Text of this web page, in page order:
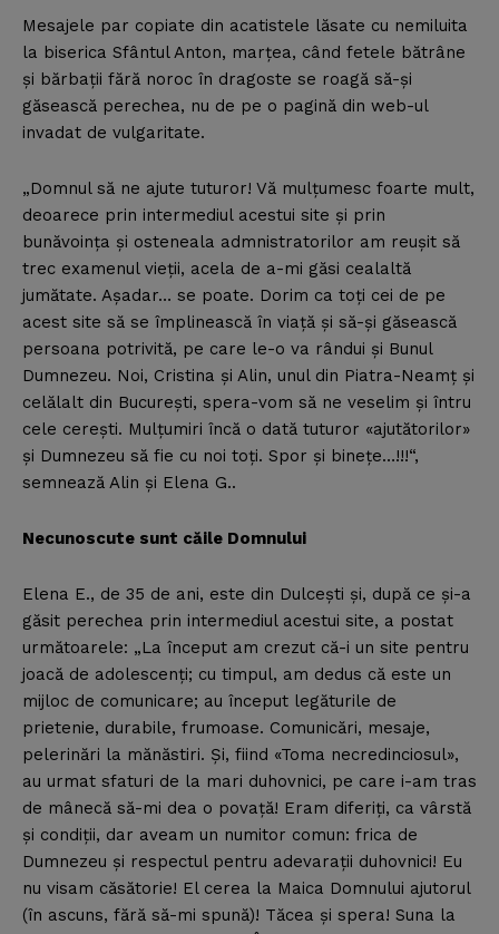
Mesajele par copiate din acatistele lăsate cu nemiluita
la biserica Sfântul Anton, marţea, când fetele bătrâne
şi bărbaţii fără noroc în dragoste se roagă să-şi
găsească perechea, nu de pe o pagină din web-ul
invadat de vulgaritate.
„Domnul să ne ajute tuturor! Vă mulţumesc foarte mult,
deoarece prin intermediul acestui site şi prin
bunăvoinţa şi osteneala admnistratorilor am reuşit să
trec examenul vieţii, acela de a-mi găsi cealaltă
jumătate. Aşadar… se poate. Dorim ca toţi cei de pe
acest site să se împlinească în viaţă şi să-şi găsească
persoana potrivită, pe care le-o va rândui şi Bunul
Dumnezeu. Noi, Cristina şi Alin, unul din Piatra-Neamţ şi
celălalt din Bucureşti, spera-vom să ne veselim şi întru
cele cereşti. Mulţumiri încă o dată tuturor «ajutătorilor»
şi Dumnezeu să fie cu noi toţi. Spor şi bineţe…!!!“,
semnează Alin şi Elena G..
Necunoscute sunt căile Domnului
Elena E., de 35 de ani, este din Dulceşti şi, după ce şi-a
găsit perechea prin intermediul acestui site, a postat
următoarele: „La început am crezut că-i un site pentru
joacă de adolescenţi; cu timpul, am dedus că este un
mijloc de comunicare; au început legăturile de
prietenie, durabile, frumoase. Comunicări, mesaje,
pelerinări la mănăstiri. Şi, fiind «Toma necredinciosul»,
au urmat sfaturi de la mari duhovnici, pe care i-am tras
de mânecă să-mi dea o povaţă! Eram diferiţi, ca vârstă
şi condiţii, dar aveam un numitor comun: frica de
Dumnezeu şi respectul pentru adevaraţii duhovnici! Eu
nu visam căsătorie! El cerea la Maica Domnului ajutorul
(în ascuns, fără să-mi spună)! Tăcea şi spera! Suna la